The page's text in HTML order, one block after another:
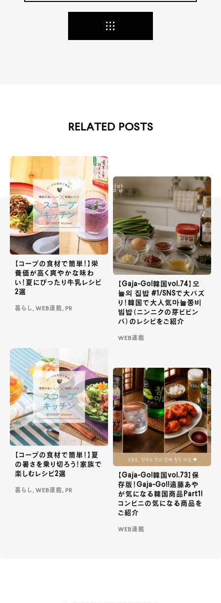
RELATED POSTS
【コープの食材で簡単！】栄
養価が高く爽やかな味わ
い！夏にぴったり牛乳レシピ
2選
暮らし, WEB連載, PR
【Gaja-Go!韓国vol.74】오
늘의 집밥 #1/SNSで大バズ
り！韓国で大人気마늘쫑비
빔밥（ニンニクの芽ビビン
バ）のレシピをご紹介
WEB連載
【コープの食材で簡単！】夏
の暑さを乗り切ろう！家族で
楽しむレシピ2選
暮らし, WEB連載, PR
【Gaja-Go!韓国vol.73】保
存版！Gaja-Go!!遠藤あや
が気になる韓国商品Part1!
コンビニの気になる商品を
ご紹介
WEB連載